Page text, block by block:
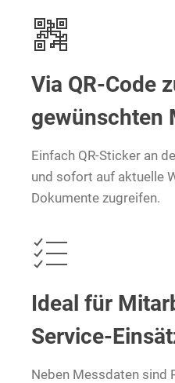
Via QR-Code
gewünschten
Einfach QR-Sticker an
und sofort auf aktuelle
Dokumente zugreifen.
Ideal für
Service-
Neben Messdaten sind